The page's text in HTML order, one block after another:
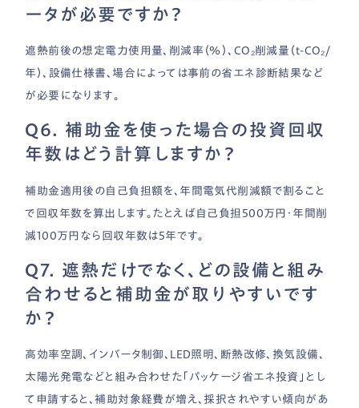
ータが必要ですか？
遮熱前後の想定電力使用量、削減率（％）、CO₂削減量（t-CO₂/
年）、設備仕様書、場合によっては事前の省エネ診断結果など
が必要になります。
Q6. 補助金を使った場合の投資回収
年数はどう計算しますか？
補助金適用後の自己負担額を、年間電気代削減額で割ること
で回収年数を算出します。たとえば自己負担500万円・年間削
減100万円なら回収年数は5年です。
Q7. 遮熱だけでなく、どの設備と組み
合わせると補助金が取りやすいです
か？
高効率空調、インバータ制御、LED照明、断熱改修、換気設備、
太陽光発電などと組み合わせた「パッケージ省エネ投資」とし
て申請すると、補助対象経費が増え、採択されやすい傾向があ